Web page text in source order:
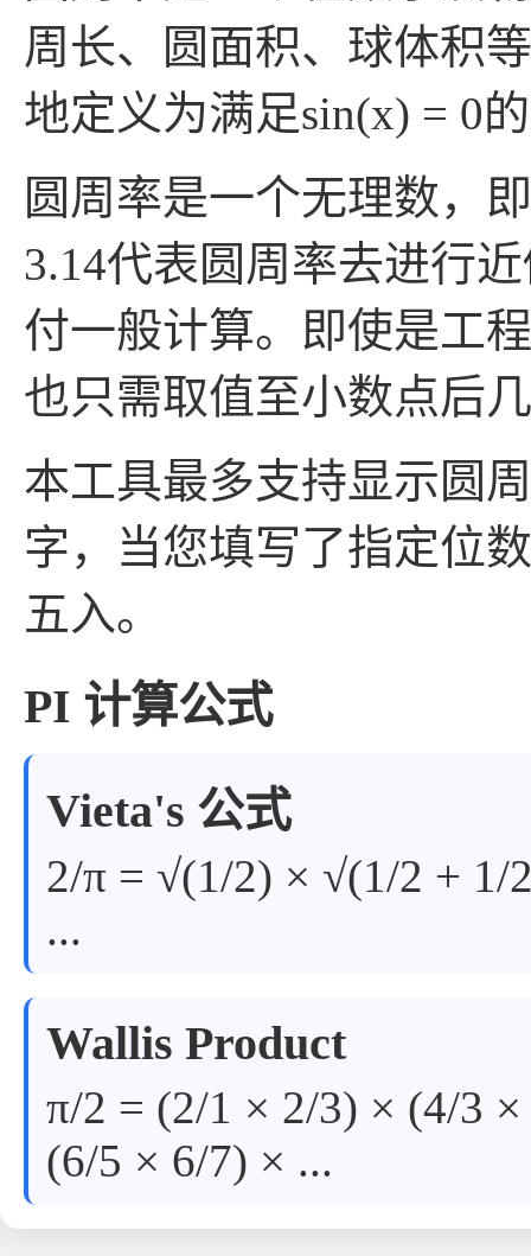
周长、圆面积、球体积
地定义为满足sin(x) = 0
圆周率是一个无理数，
3.14代表圆周率去进行
付一般计算。即使是工
也只需取值至小数点后
本工具最多支持显示圆
字，当您填写了指定位
五入。
PI 计算公式
Vieta's 公式
2/π = √(1/2) × √(1/2 + 1/
...
Wallis Product
π/2 = (2/1 × 2/3) × (4/3
(6/5 × 6/7) × ...